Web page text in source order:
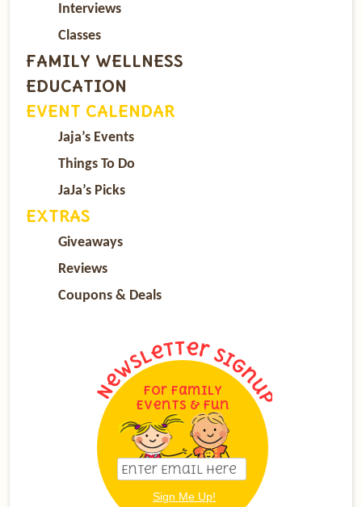
Interviews
Classes
FAMILY WELLNESS
EDUCATION
EVENT CALENDAR
Jaja’s Events
Things To Do
JaJa’s Picks
EXTRAS
Giveaways
Reviews
Coupons & Deals
For Family
Events & Fun